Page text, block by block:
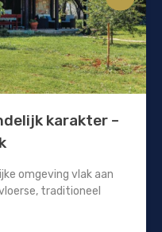
karakter –
omgeving vlak aan
traditioneel